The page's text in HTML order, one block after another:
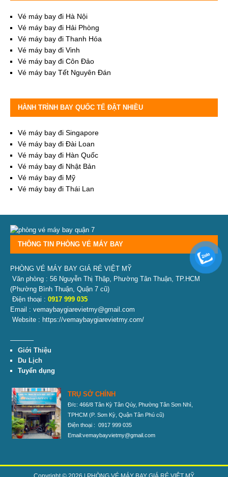
Vé máy bay đi Hà Nội
Vé máy bay đi Hải Phòng
Vé máy bay đi Thanh Hóa
Vé máy bay đi Vinh
Vé máy bay đi Côn Đảo
Vé máy bay Tết Nguyên Đán
HÀNH TRÌNH BAY QUỐC TẾ ĐẶT NHIỀU
Vé máy bay đi Singapore
Vé máy bay đi Đài Loan
Vé máy bay đi Hàn Quốc
Vé máy bay đi Nhật Bản
Vé máy bay đi Mỹ
Vé máy bay đi Thái Lan
THÔNG TIN PHÒNG VÉ MÁY BAY
PHÒNG VÉ MÁY BAY GIÁ RẺ VIỆT MỸ
Văn phòng : 56 Nguyễn Thị Thập, Phường Tân Thuận, TP.HCM
(Phường Bình Thuận, Quận 7 cũ)
Điện thoại : 0917 999 035
Email : vemaybaygiarevietmy@gmail.com
Website : https://vemaybaygiarevietmy.com/
———–
Giới Thiệu
Du Lịch
Tuyển dụng
TRỤ SỞ CHÍNH
Đ/c: 466/8 Tân Kỳ Tân Qúy, Phường Tân Sơn Nhì,
TPHCM (P. Sơn Kỳ, Quận Tân Phú cũ)
Điện thoại : 0917 999 035
Email:vemaybayvietmy@gmail.com